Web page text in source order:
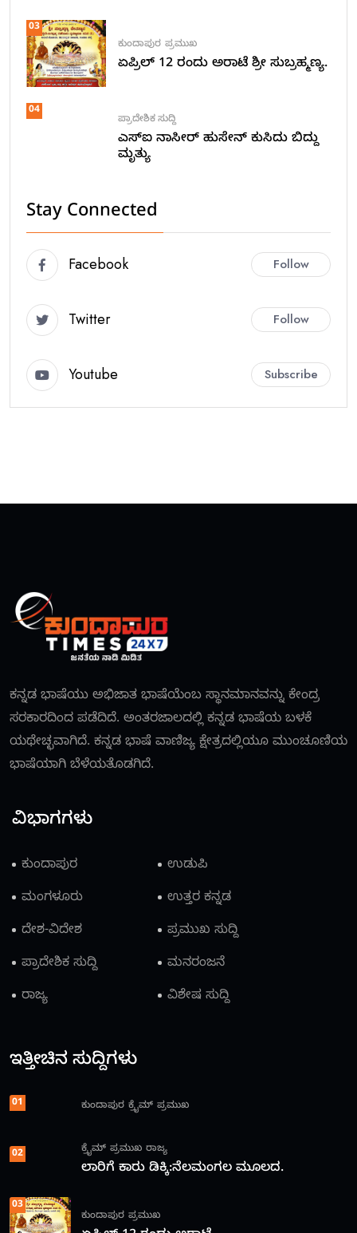
03
ಕುಂದಾಪುರ ಪ್ರಮುಖ
ಏಪ್ರಿಲ್ 12 ರಂದು ಅರಾಟೆ ಶ್ರೀ ಸುಬ್ರಹ್ಮಣ್ಯ.
04
ಪ್ರಾದೇಶಿಕ ಸುದ್ದಿ
ಎಸ್ಐ ನಾಸೀರ್ ಹುಸೇನ್ ಕುಸಿದು ಬಿದ್ದು
ಮೃತ್ಯು
Stay Connected
Facebook Follow
Twitter Follow
Youtube Subscribe
ಕನ್ನಡ ಭಾಷೆಯು ಅಭಿಜಾತ ಭಾಷೆಯೆಂಬ ಸ್ಥಾನಮಾನವನ್ನು ಕೇಂದ್ರ
ಸರಕಾರದಿಂದ ಪಡೆದಿದೆ. ಅಂತರಜಾಲದಲ್ಲಿ ಕನ್ನಡ ಭಾಷೆಯ ಬಳಕೆ
ಯಥೇಚ್ಛವಾಗಿದೆ. ಕನ್ನಡ ಭಾಷೆ ವಾಣಿಜ್ಯ ಕ್ಷೇತ್ರದಲ್ಲಿಯೂ ಮುಂಚೂಣಿಯ
ಭಾಷೆಯಾಗಿ ಬೆಳೆಯತೊಡಗಿದೆ.
ವಿಭಾಗಗಳು
ಕುಂದಾಪುರ
ಉಡುಪಿ
ಮಂಗಳೂರು
ಉತ್ತರ ಕನ್ನಡ
ದೇಶ-ವಿದೇಶ
ಪ್ರಮುಖ ಸುದ್ದಿ
ಪ್ರಾದೇಶಿಕ ಸುದ್ದಿ
ಮನರಂಜನೆ
ರಾಜ್ಯ
ವಿಶೇಷ ಸುದ್ದಿ
ಇತ್ತೀಚಿನ ಸುದ್ದಿಗಳು
01 ಕುಂದಾಪುರ ಕ್ರೈಮ್ ಪ್ರಮುಖ
02 ಕ್ರೈಮ್ ಪ್ರಮುಖ ರಾಜ್ಯ
ಲಾರಿಗೆ ಕಾರು ಡಿಕ್ಕಿ:ನೆಲಮಂಗಲ ಮೂಲದ.
03
ಕುಂದಾಪುರ ಪ್ರಮುಖ